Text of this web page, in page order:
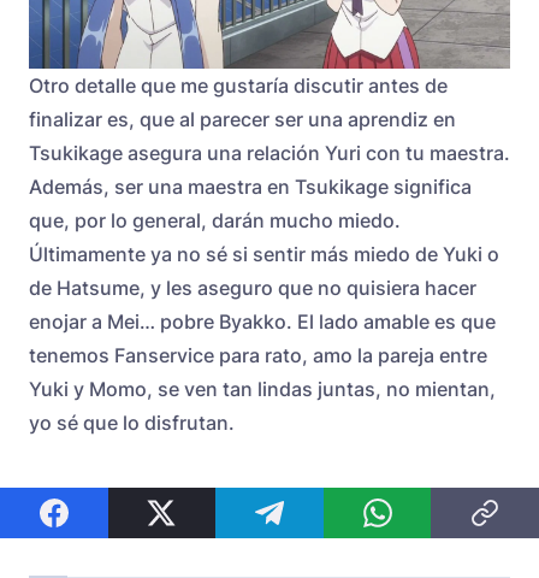
Otro detalle que me gustaría discutir antes de
finalizar es, que al parecer ser una aprendiz en
Tsukikage asegura una relación Yuri con tu maestra.
Además, ser una maestra en Tsukikage significa
que, por lo general, darán mucho miedo.
Últimamente ya no sé si sentir más miedo de Yuki o
de Hatsume, y les aseguro que no quisiera hacer
enojar a Mei… pobre Byakko. El lado amable es que
tenemos Fanservice para rato, amo la pareja entre
Yuki y Momo, se ven tan lindas juntas, no mientan,
yo sé que lo disfrutan.